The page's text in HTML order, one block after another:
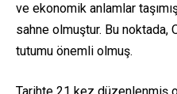
ve ekonomik anlamlar
sahne olmuştur. Bu noktada,
tutumu önemli olmuş.